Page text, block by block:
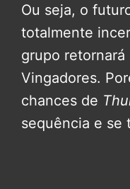
Ou seja, o
totalmente
grupo
Vingadores.
chances de
sequência e se